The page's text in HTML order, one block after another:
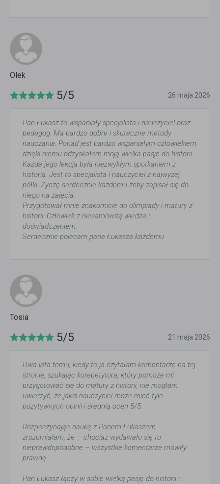
Olek
5/5 26 maja 2026
Pan Łukasz to wspaniały specjalista i nauczyciel oraz
pedagog. Ma bardzo dobre i skuteczne metody
nauczania. Ponad jest bardzo wspaniałym człowiekiem
dzięki niemu odzyskałem moją wielka pasje do historii.
Każda jego lekcja była niezwykłym spotkaniem z
historią. Jest to specjalista i nauczyciel z najwyżej
półki. Życzę serdecznie każdemu żeby zapisał się do
niego na zajęcia.
Przygotował mnie znakomicie do olimpiady i matury z
historii. Człowiek z niesamowitą wiedza i
doświadczeniem.
Serdecznie polecam pana Łukasza każdemu
Tosia
5/5 21 maja 2026
Dwa lata temu, kiedy to ja czytałam komentarze na tej
stronie, szukając korepetytora, który pomoże mi
przygotować się do matury z historii, nie mogłam
uwierzyć, że jakiś nauczyciel może mieć tyle
pozytywnych opinii i średnią ocen 5/5.
Rozpoczynając naukę z Panem Łukaszem,
zrozumiałam, że – chociaż wydawało się to
nieprawdopodobne – wszystkie komentarze mówiły
prawdę.
Pan Łukasz łączy w sobie wielką pasję do historii i